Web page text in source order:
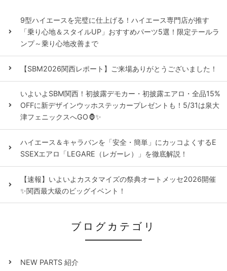
9型ハイエースを完璧に仕上げる！ハイエース専門店が推す
「乗り心地＆スタイルUP」おすすめパーツ5選！限定テールラ
ンプ～乗り心地改善まで
【SBM2026関西レポート】ご来場ありがとうございました！
いよいよSBM関西！初披露デモカー・初披露エアロ・全品15%
OFFに新デザインウッホステッカープレゼントも！5/31は泉大
津フェニックスへGO🦍✨
ハイエース＆キャラバンを「安全・簡単」にカッコよくするE
SSEXエアロ「LEGARE（レガーレ）」を徹底解説！
【速報】いよいよカスタマイズの祭典オートメッセ2026開催
✨関西最大級のビッグイベント！
ブログカテゴリ
NEW PARTS 紹介